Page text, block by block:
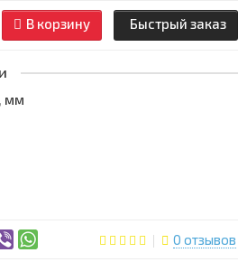
В корзину Быстрый заказ
мм
0 отзывов